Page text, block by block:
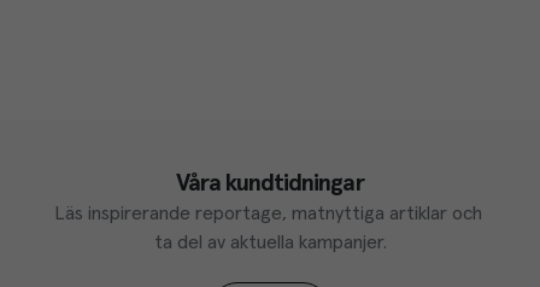
Våra kundtidningar
Läs inspirerande reportage, matnyttiga artiklar och
ta del av aktuella kampanjer.